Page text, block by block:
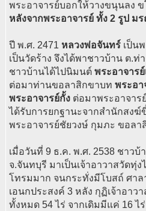
พระอาจารย์บอกให้วางขนุนลง
หลังจากพระอาจารย์ ทั้ง 2 รูป ม
ปี พ.ศ. 2471 หลวงพ่อจันทร์ เป็น
เป็นวัดร้าง จึงได้พาชาวบ้าน ต.ท่
ชาวบ้านได้ไปนิมนต์ พระอาจารย์
ต่อมาท่านขอลาสิกขาบท พระอา
พระอาจารย์กั้ง ต่อมาพระอาจาร
ได้รับการยกฐานะจากสำนักสงฆ์
พระอาจารย์ชัยวงษ์ กุมภะ ขอลา
เมื่อวันที่ 9 ธ.ค. พ.ศ. 2538 ชาว
จ.จันทบุรี มาเป็นเจ้าอาวาสวัดทุ่
โทรมมาก จนกระทั่งมีโบสถ์ ศา
เอนกประสงค์ 3 หลัง กุฏิเจ้าอาว
ทั้งหมด 54 ไร่ จากเดิมมีแค่ 16